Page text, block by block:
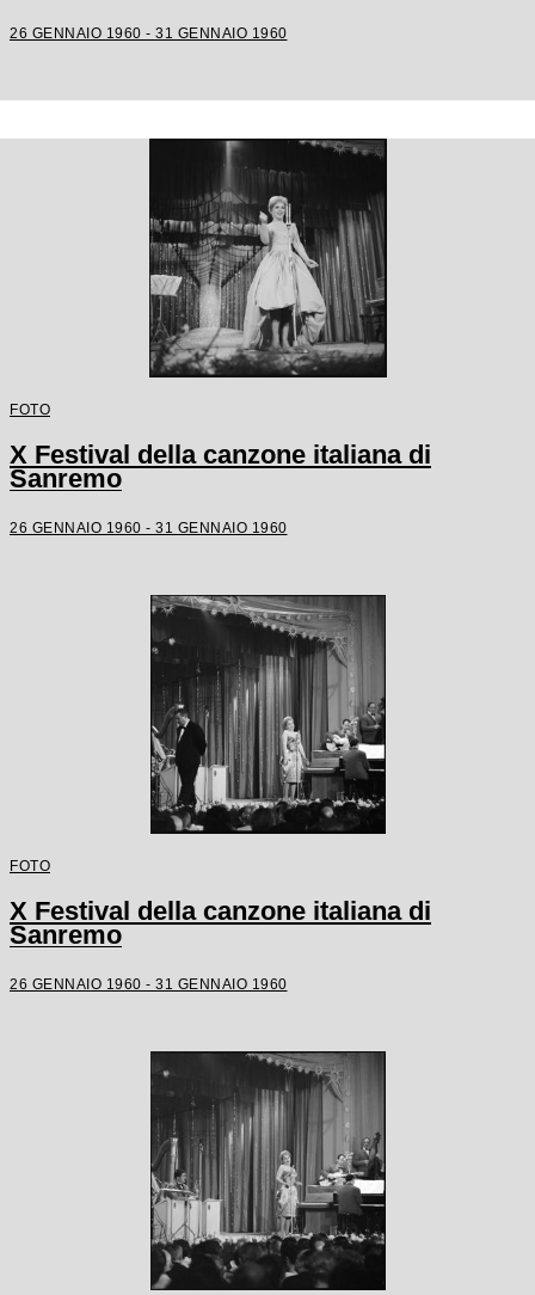
26 GENNAIO 1960 - 31 GENNAIO 1960
FOTO
X Festival della canzone italiana di
Sanremo
26 GENNAIO 1960 - 31 GENNAIO 1960
FOTO
X Festival della canzone italiana di
Sanremo
26 GENNAIO 1960 - 31 GENNAIO 1960